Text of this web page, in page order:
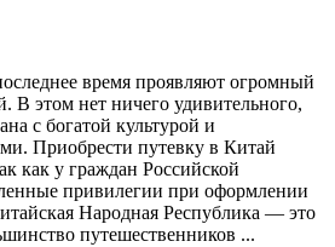
время проявляют огромный
В этом нет ничего удивительного,
с богатой культурой и
Приобрести путевку в Китай
как у граждан Российской
привилегии при оформлении
Народная Республика — это
путешественников ...